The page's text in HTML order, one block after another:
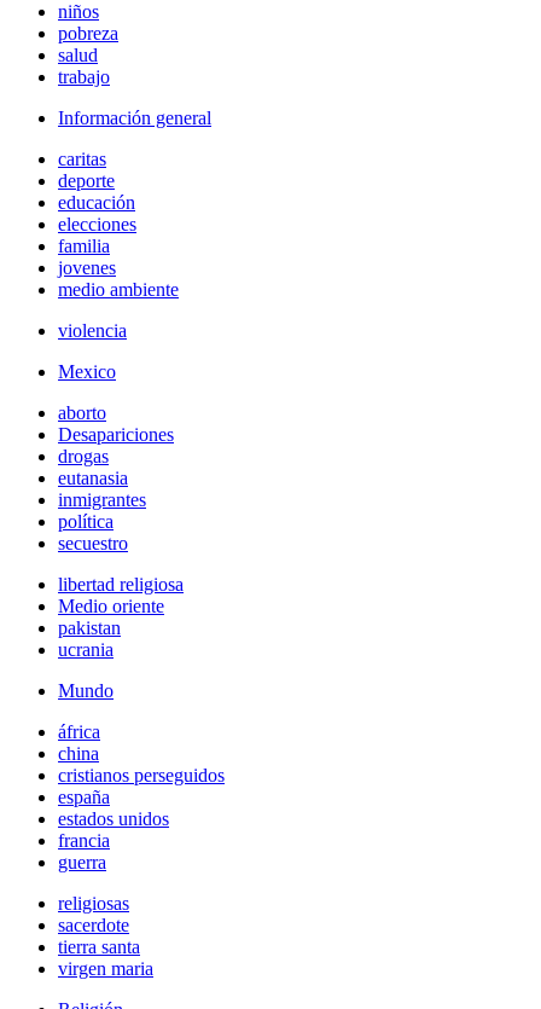
niños
pobreza
salud
trabajo
Información general
caritas
deporte
educación
elecciones
familia
jovenes
medio ambiente
violencia
Mexico
aborto
Desapariciones
drogas
eutanasia
inmigrantes
política
secuestro
libertad religiosa
Medio oriente
pakistan
ucrania
Mundo
áfrica
china
cristianos perseguidos
españa
estados unidos
francia
guerra
religiosas
sacerdote
tierra santa
virgen maria